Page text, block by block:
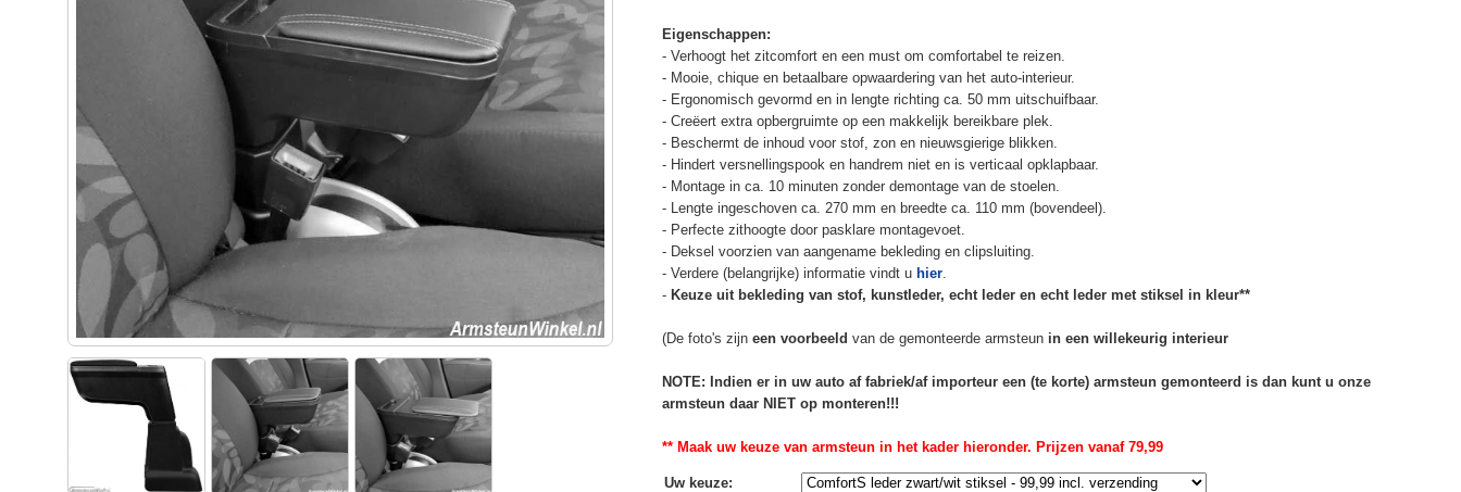
Eigenschappen:
- Verhoogt het zitcomfort en een must om comfortabel te reizen.
- Mooie, chique en betaalbare opwaardering van het auto-interieur.
- Ergonomisch gevormd en in lengte richting ca. 50 mm uitschuifbaar.
- Creëert extra opbergruimte op een makkelijk bereikbare plek.
- Beschermt de inhoud voor stof, zon en nieuwsgierige blikken.
- Hindert versnellingspook en handrem niet en is verticaal opklapbaar.
- Montage in ca. 10 minuten zonder demontage van de stoelen.
- Lengte ingeschoven ca. 270 mm en breedte ca. 110 mm (bovendeel).
- Perfecte zithoogte door pasklare montagevoet.
- Deksel voorzien van aangename bekleding en clipsluiting.
- Verdere (belangrijke) informatie vindt u hier.
- Keuze uit bekleding van stof, kunstleder, echt leder en echt leder met stiksel in kleur**
(De foto's zijn een voorbeeld van de gemonteerde armsteun in een willekeurig interieur
NOTE: Indien er in uw auto af fabriek/af importeur een (te korte) armsteun gemonteerd is dan kunt u onze
armsteun daar NIET op monteren!!!
** Maak uw keuze van armsteun in het kader hieronder. Prijzen vanaf 79,99
Uw keuze: